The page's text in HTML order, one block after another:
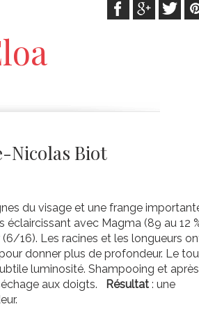
Nicolas Biot
du visage et une frange
éclaircissant avec Magma (89 au 12
16). Les racines et les longueurs
donner plus de profondeur. Le
luminosité. Shampooing et
aux doigts. Résultat : une